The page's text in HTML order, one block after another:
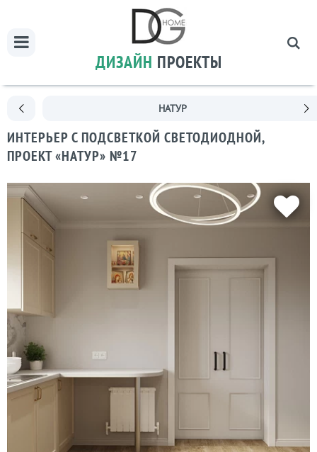
ДИЗАЙН ПРОЕКТЫ
НАТУР
ИНТЕРЬЕР С ПОДСВЕТКОЙ СВЕТОДИОДНОЙ,
ПРОЕКТ «НАТУР» №17